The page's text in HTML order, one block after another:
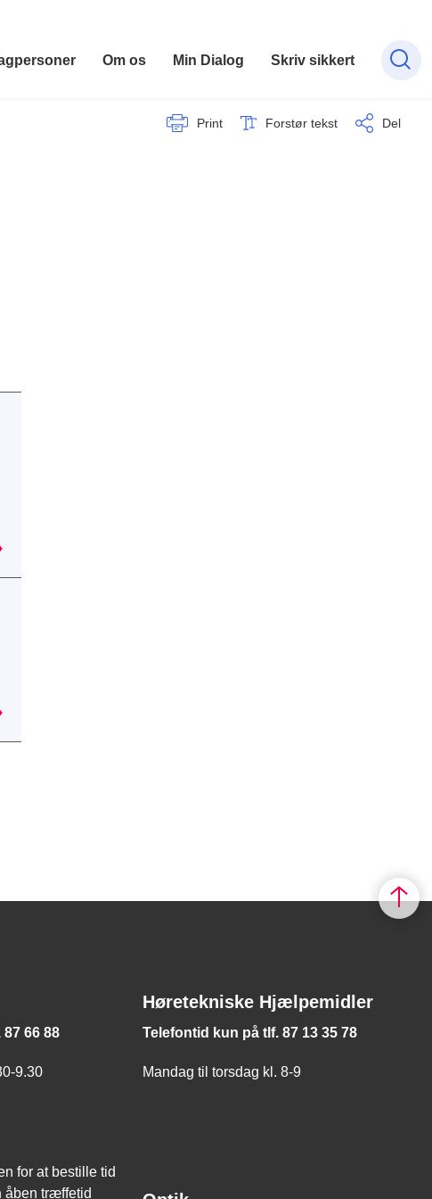
Om os Min Dialog Skriv sikkert
Print Forstør tekst Del
66 88
9.30
for at bestille tid
åben træffetid
Høretekniske Hjælpemidler
Telefontid kun på tlf. 87 13 35 78
Mandag til torsdag kl. 8-9